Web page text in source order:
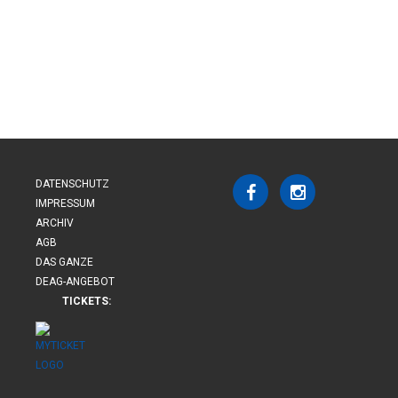
DATENSCHUTZ
IMPRESSUM
ARCHIV
AGB
DAS GANZE
DEAG-ANGEBOT
TICKETS: